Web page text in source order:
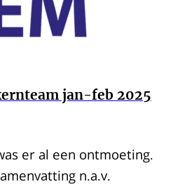
jan-feb 2025
er al een ontmoeting.
n.a.v.